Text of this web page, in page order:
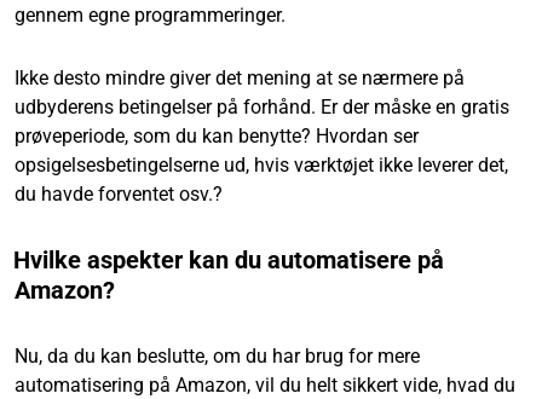
gennem egne programmeringer.
Ikke desto mindre giver det mening at se nærmere på
udbyderens betingelser på forhånd. Er der måske en gratis
prøveperiode, som du kan benytte? Hvordan ser
opsigelsesbetingelserne ud, hvis værktøjet ikke leverer det,
du havde forventet osv.?
Hvilke aspekter kan du automatisere på
Amazon?
Nu, da du kan beslutte, om du har brug for mere
automatisering på Amazon, vil du helt sikkert vide, hvad du